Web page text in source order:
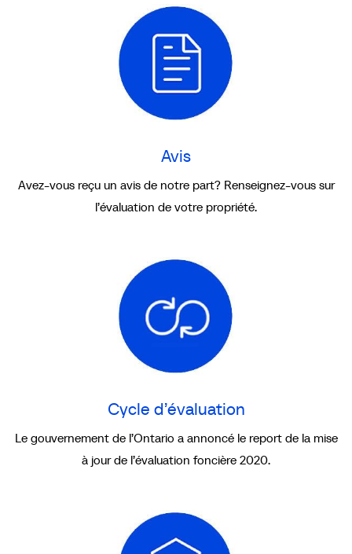
Avis
Avez-vous reçu un avis de notre part? Renseignez-vous sur
l’évaluation de votre propriété.
Cycle
d’évaluation
Cycle d’évaluation
Le gouvernement de l’Ontario a annoncé le report de la mise
à jour de l’évaluation foncière 2020.
Méthodes
d’évaluation